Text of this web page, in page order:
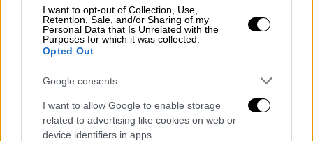
I want to opt-out of Collection, Use,
Retention, Sale, and/or Sharing of my
Personal Data that Is Unrelated with the
Purposes for which it was collected.
Opted Out
Google consents
I want to allow Google to enable storage
related to advertising like cookies on web or
device identifiers in apps.
Υλικά:
μήλο,1/2μπανάνα,
κουταλάκι του γλυκού μέλι,1κουταλάκι
του γλυκού ταχίνι,
κούπα κεφίρ, κανέλα
Εκτέλεση:Προσθέτετε όλα τα υλικά στο
blender και τα σερβίρετε με λίγη κανέλα &